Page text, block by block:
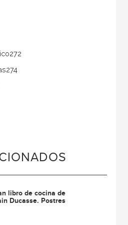
libro de cocina de
Ducasse. Postres